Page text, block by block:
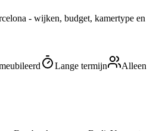
- wijken, budget, kamertype en
Lange termijn
Alleen